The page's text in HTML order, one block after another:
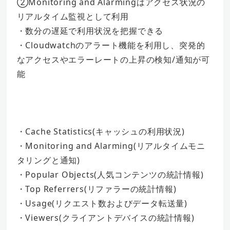
リアルタイム監視として利用
・数分の遅延で利用状況を把握できる
・Cloudwatchのアラート機能を利用し、突発的
なアクセスやエラーレートの上昇の検知/通知が可
能
・Cache Statistics(キャッシュの利用状況)
・Monitoring and Alarming(リアルタイムモニ
タリングと通知)
・Popular Objects(人気コンテンツの統計情報)
・Top Referrers(リファラーの統計情報)
・Usage(リクエスト数およびデータ転送量)
・Viewers(クライアントデバイスの統計情報)